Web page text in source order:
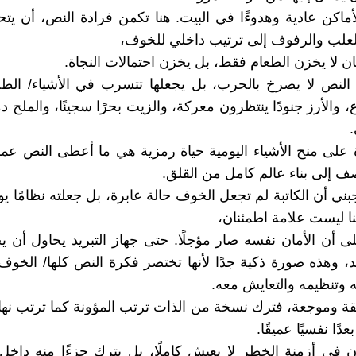
عادية وهدوءًا في البيت. هنا تكمن فرادة النص، أن
والرفوف إلى ترتيب داخلي للخوف،
لا يخزن الطعام فقط، بل يخزن احتمالات النجاة.
النص لا يصرخ بالحرب، بل يجعلها تتسرب في الأشياء/
والأرز جنودًا ينتظرون معركة، والزيت بحرًا سجينًا،
على منح الأشياء اليومية حياة رمزية هي ما أعطى النص
إلى بناء عالم كامل من القلق.
أن الكاتبة لم تجعل الخوف حالة عابرة، بل جعلته نظامًا
ليست علامة اطمئنان،
أن الأمان نفسه صار مؤجلًا. حتى جهاز التبريد يحاول أن
وهذه صورة ذكية جدًا لأنها تختصر فكرة النص كلها/
والتعايش معه.
وموجعة، فترك نسخة من الذات ترتب المؤونة كما ترتب
نفسيًا عميقًا.
في أزمنة الخطر لا يعيش كاملًا، بل يترك جزءًا منه داخل